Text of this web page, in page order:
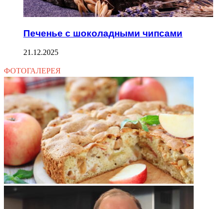
Печенье с шоколадными чипсами
21.12.2025
ФОТОГАЛЕРЕЯ